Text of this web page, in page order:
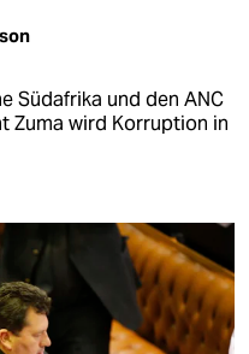
Südafrika und den ANC
Zuma wird Korruption in